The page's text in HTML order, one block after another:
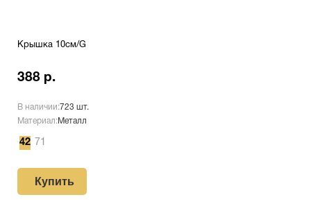
Крышка 10см/G
388 р.
В наличии:723 шт.
Материал:Металл
42 71
Купить